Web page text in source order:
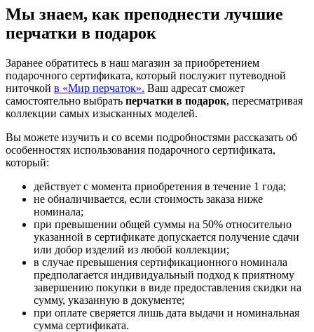
Мы знаем, как преподнести лучшие
перчатки в подарок
Заранее обратитесь в наш магазин за приобретением
подарочного сертификата, который послужит путеводной
ниточкой в «Мир перчаток». Ваш адресат сможет
самостоятельно выбрать перчатки в подарок, пересматривая
коллекции самых изысканных моделей.
Вы можете изучить и со всеми подробностями рассказать об
особенностях использования подарочного сертификата,
который:
действует с момента приобретения в течение 1 года;
не обналичивается, если стоимость заказа ниже
номинала;
при превышении общей суммы на 50% относительно
указанной в сертификате допускается получение сдачи
или добор изделий из любой коллекции;
в случае превышения сертификационного номинала
предполагается индивидуальный подход к приятному
завершению покупки в виде предоставления скидки на
сумму, указанную в документе;
при оплате сверяется лишь дата выдачи и номинальная
сумма сертификата.